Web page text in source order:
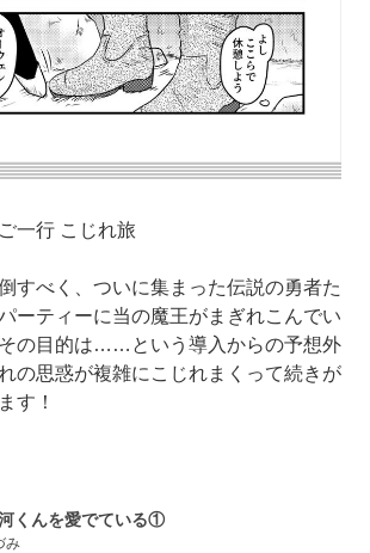
一行 こじれ旅
すべく、ついに集まった伝説の勇者た
ーティーに当の魔王がまぎれこんでい
の目的は……という導入からの予想外
の思惑が複雑にこじれまくって続きが
す！
くんを愛でている①
み